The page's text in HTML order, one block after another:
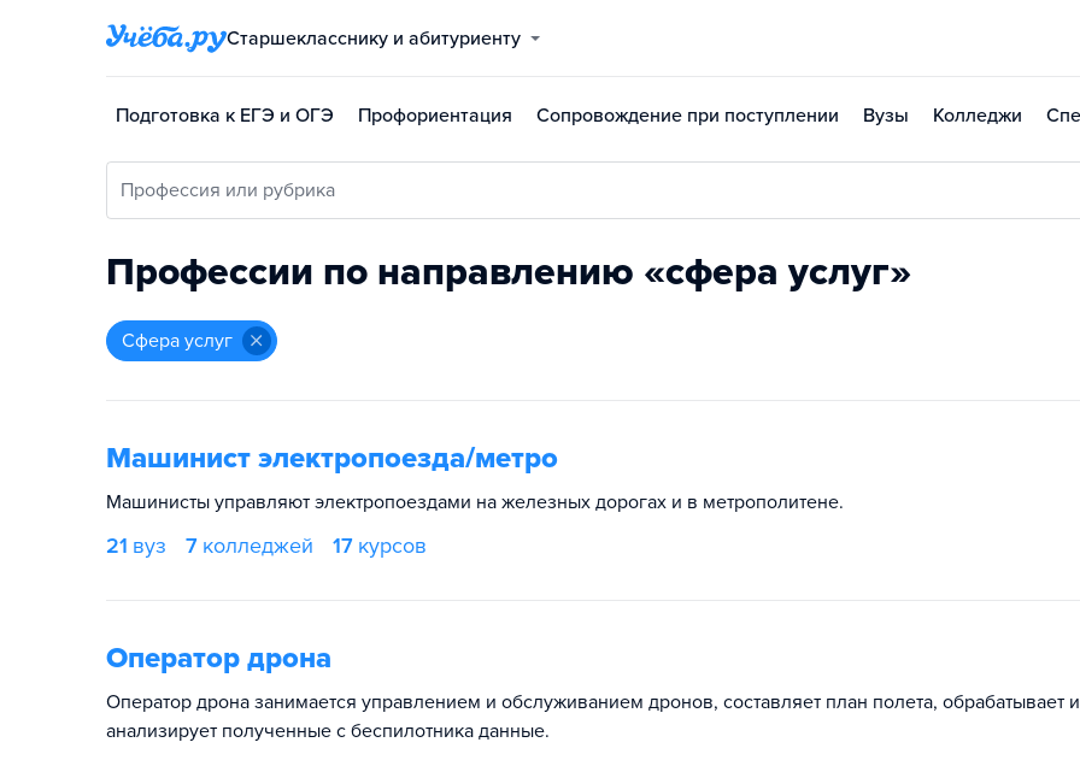
Старшекласснику и абитуриенту
Подготовка к ЕГЭ и ОГЭ Профориентация Сопровождение при поступлении Вузы Колледжи
Профессия или рубрика
Профессии по направлению «сфера услуг»
сфера услуг
Машинист электропоезда/метро
Машинисты управляют электропоездами на железных дорогах и в метрополитене.
21 вуз 7 колледжей 17 курсов
Оператор дрона
Оператор дрона занимается управлением и обслуживанием дронов, составляет план полета, обрабатывает и
анализирует полученные с беспилотника данные.